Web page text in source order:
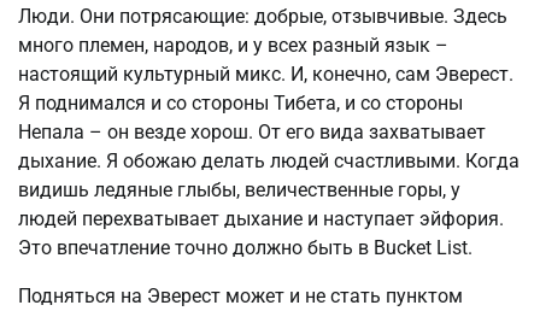
Люди. Они потрясающие: добрые, отзывчивые. Здесь
много племен, народов, и у всех разный язык –
настоящий культурный микс. И, конечно, сам Эверест.
Я поднимался и со стороны Тибета, и со стороны
Непала – он везде хорош. От его вида захватывает
дыхание. Я обожаю делать людей счастливыми. Когда
видишь ледяные глыбы, величественные горы, у
людей перехватывает дыхание и наступает эйфория.
Это впечатление точно должно быть в Bucket List.
Подняться на Эверест может и не стать пунктом